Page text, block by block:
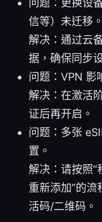
信等）未迁移。
解决：通过云
据，确保同步
问题：VPN 影
解决：在激活
证后再开启。
问题：多张
置。
解决：请按照
重新添加”的
活码/二维码。